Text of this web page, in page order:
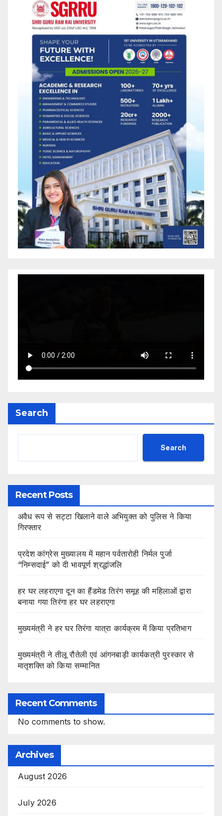
Search
Search
Recent Posts
अवैध रूप से सट्टा खिलाने वाले अभियुक्त को पुलिस ने किया
गिरफ्तार
प्रदेश कांग्रेस मुख्यालय में महान पर्वतारोही निर्मल पुर्जा
“निम्सदाई” को दी भावपूर्ण श्रद्धांजलि
हर घर लहराएगा दून का हैंडमेड तिरंग समूह की महिलाओं द्वारा
बनाया गया तिरंगा हर घर लहराएगा
मुख्यमंत्री ने हर घर तिरंगा यात्रा कार्यक्रम में किया प्रतिभाग
मुख्यमंत्री ने तीलू रौतेली एवं आंगनबाड़ी कार्यकत्री पुरस्कार से
मातृशक्ति को किया सम्मानित
Recent Comments
No comments to show.
Archives
August 2026
July 2026